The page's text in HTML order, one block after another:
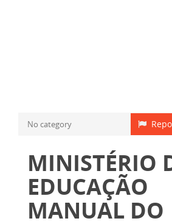
No category
MINISTÉRIO
EDUCAÇÃO
MANUAL DO